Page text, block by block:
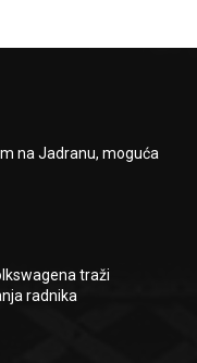
na Jadranu, moguća
traži
radnika